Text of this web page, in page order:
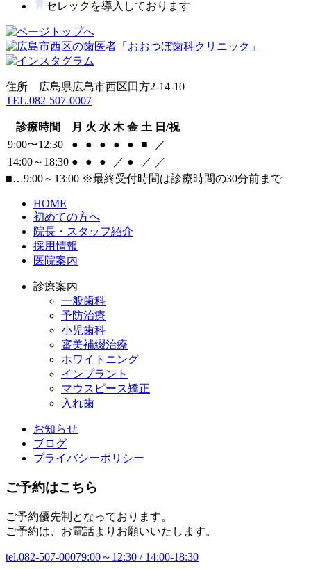
セレックを導入しております
住所 広島県広島市西区田方2-14-10
TEL.082-507-0007
診療時間 月 火 水 木 金 土 日/祝
9:00〜12:30
● ● ● ● ● ■
／
14:00～18:30 ● ● ● ／ ● ／ ／
■…9:00～13:00 ※最終受付時間は診療時間の30分前まで
HOME
初めての方へ
院長・スタッフ紹介
採用情報
医院案内
診療案内
一般歯科
予防治療
小児歯科
審美補綴治療
ホワイトニング
インプラント
マウスピース矯正
入れ歯
お知らせ
ブログ
プライバシーポリシー
ご予約はこちら
ご予約優先制となっております。
ご予約は、お電話よりお願いいたします。
tel.082-507-00079:00～12:30 / 14:00-18:30